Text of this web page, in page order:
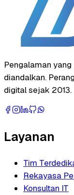
Pengalaman
diandalkan.
digital sejak 2013.
Layanan
Tim
Rekayasa
Konsultan IT